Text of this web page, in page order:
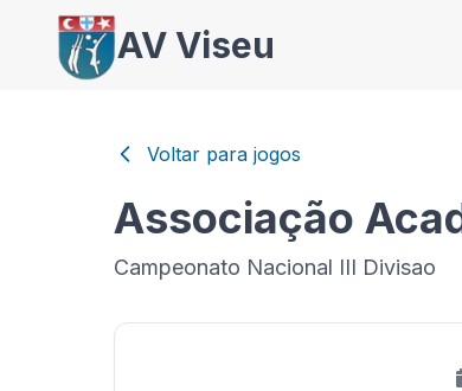
AV Viseu
Voltar para jogos
Associação
Campeonato Nacional III Divisao